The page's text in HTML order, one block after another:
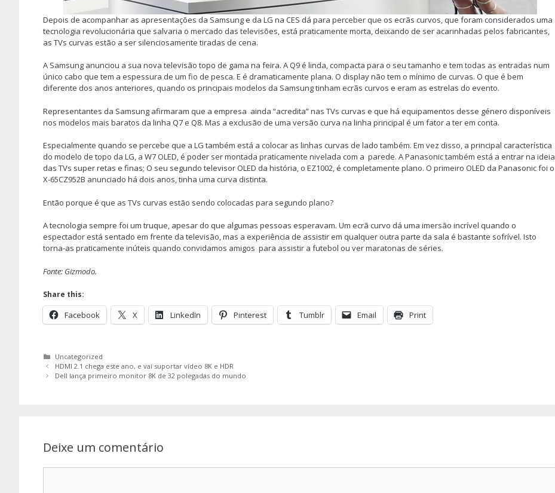
Depois de acompanhar as apresentações da Samsung e da LG na CES dá para perceber que os ecrãs curvos, que foram considerados uma
tecnologia revolucionária que salvaria o mercado das televisões, está praticamente morta, deixando de ser acarinhadas pelos fabricantes,
as TVs curvas estão a ser silenciosamente tiradas de cena.
A Samsung anunciou a sua nova televisão topo de gama na feira. A Q9 é linda, compacta para o seu tamanho e tem todas as entradas num
único cabo que tem a espessura de um fio de pesca. E é dramaticamente plana. O display não tem o mínimo de curvas. O que é bem
diferente dos anos anteriores, quando os principais modelos da Samsung tinham ecrãs curvos e eram as estrelas do evento.
Representantes da Samsung afirmaram que a empresa ainda “acredita” nas TVs curvas e que há equipamentos desse género disponíveis
nos modelos mais baratos da linha Q7 e Q8. Mas a exclusão de uma versão curva na linha principal é um fator a ter em conta.
Especialmente quando se percebe que a LG também está a colocar as linhas curvas de lado também. Em vez disso, a principal característica
do modelo de topo da LG, a W7 OLED, é poder ser montada praticamente nivelada com a parede. A Panasonic também está a entrar na ideia
das TVs super retas e finas; O seu segundo televisor OLED da história, o EZ1002, é completamente plano. O primeiro OLED da Panasonic foi o
X-65CZ952B anunciado há dois anos, tinha uma curva distinta.
Então porque é que as TVs curvas estão sendo colocadas para segundo plano?
A tecnologia sempre foi um truque, apesar do que algumas pessoas esperavam. Um ecrã curvo dá uma imersão incrível quando o
espectador está sentado em frente da televisão, mas a experiência de assistir em qualquer outra parte da sala é bastante sofrível. Isto
torna-as praticamente inúteis quando convidamos amigos para assistir a futebol ou ver maratonas de séries.
Fonte: Gizmodo.
Share this:
Facebook X LinkedIn Pinterest Tumblr Email Print
Categorias
Uncategorized
HDMI 2.1 chega este ano, e vai suportar vídeo 8K e HDR
Dell lança primeiro monitor 8K de 32 polegadas do mundo
Deixe um comentário